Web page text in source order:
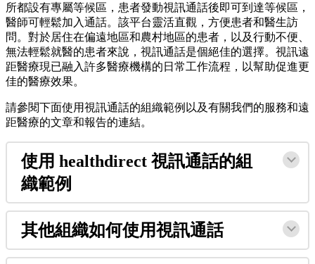
所都設有專屬等候區 ， 患者發動視訊通話後即可到 達等候區 ，
醫師可輕鬆加 入通話。 該平台靈活直觀 ， 方便患者和醫生訪
問 。 對於居住在偏遠地區和農村地區的患者 ， 以 及行動不便
無法輕鬆就醫的患者來說 ， 視訊通話是個絕佳的選擇。 視訊遠
距醫療現已融 入許多醫療機構的 日 常工作流程 ， 以幫助促進更
佳的醫療效果。
請參閱下面使用視訊通話的組織範例 以 及有關我們的服務和遠
距醫療的文章和報告的連結。
使用 healthdirect 視訊通話的組
織範例
其他組織如何使用視訊通話